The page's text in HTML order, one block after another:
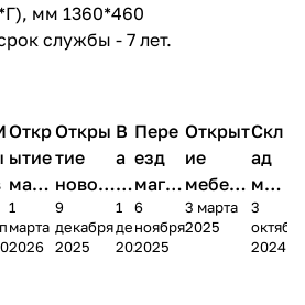
мм 1360*460
службы - 7 лет.
Откр
ытие
мага
зина
в
1
марта
2026
Откры
тие
новог
о
магаз
9
декабря
2025
В
а
к
а
н
1
декабря
2025
Пере
езд
магаз
ина в
г.
6
ноября
2025
Открыт
ие
мебель
ного
салона
3 марта
2025
Скл
ад
меб
ели
пер
3
2024